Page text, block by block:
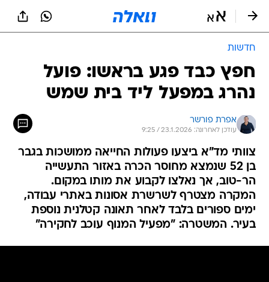
חדשות
חפץ כבד פגע בראשו: פועל
נהרג במפעל ליד בית שמש
אפרת פורשר
עודכן לאחרונה: 23.1.2026 / 9:25
צוותי מד"א ביצעו פעולות החייאה ממושכות בגבר
בן 52 שנמצא מחוסר הכרה באזור התעשייה
הר-טוב, אך נאלצו לקבוע את מותו במקום.
המקרה מצטרף לשרשרת אסונות באתרי עבודה,
ימים ספורים בלבד לאחר תאונה קטלנית נוספת
בעיר. המשטרה: "מפעיל המנוף עוכב לחקירה"